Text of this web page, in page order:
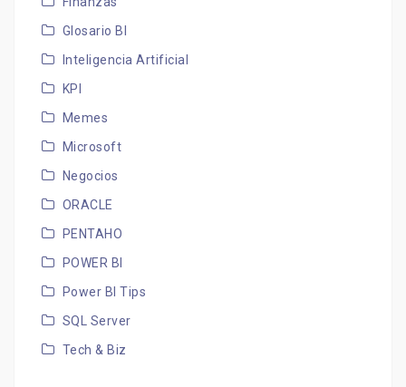
Glosario BI
Inteligencia Artificial
KPI
Memes
Microsoft
Negocios
ORACLE
PENTAHO
POWER BI
Power BI Tips
SQL Server
Tech & Biz